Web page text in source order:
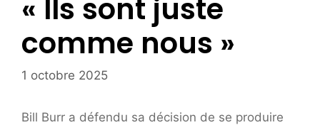
« Ils sont juste
comme nous »
1 octobre 2025
Bill Burr a défendu sa décision de se produire